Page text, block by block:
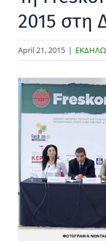
2015 στη
April 21, 2015 |
View
Larger
Image